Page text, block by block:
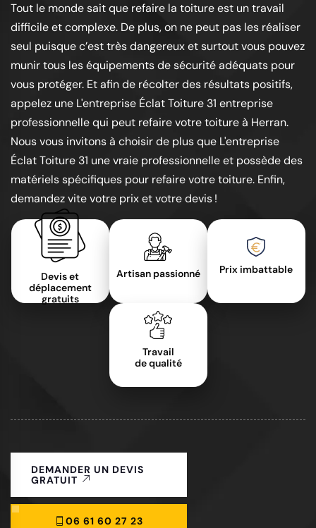
Tout le monde sait que refaire la toiture est un travail
difficile et complexe. De plus, on ne peut pas les réaliser
seul puisque c’est très dangereux et surtout vous pouvez
munir tous les équipements de sécurité adéquats pour
vous protéger. Et afin de récolter des résultats positifs,
appelez une L'entreprise Éclat Toiture 31 entreprise
professionnelle qui peut refaire votre toiture à Herran.
Nous vous invitons à choisir de plus que L'entreprise
Éclat Toiture 31 une vraie professionnelle et possède des
matériels spécifiques pour refaire votre toiture. Enfin,
demandez vite votre prix et votre devis !
Devis et
déplacement
gratuits
Artisan passionné Prix imbattable
Travail
de qualité
DEMANDER UN DEVIS
GRATUIT
06 61 60 27 23